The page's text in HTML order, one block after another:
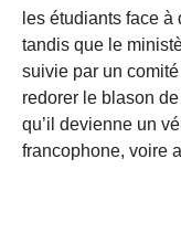
les étudiants face
tandis que le
suivie par un
redorer le blason
qu’il devienne un
francophone, voire